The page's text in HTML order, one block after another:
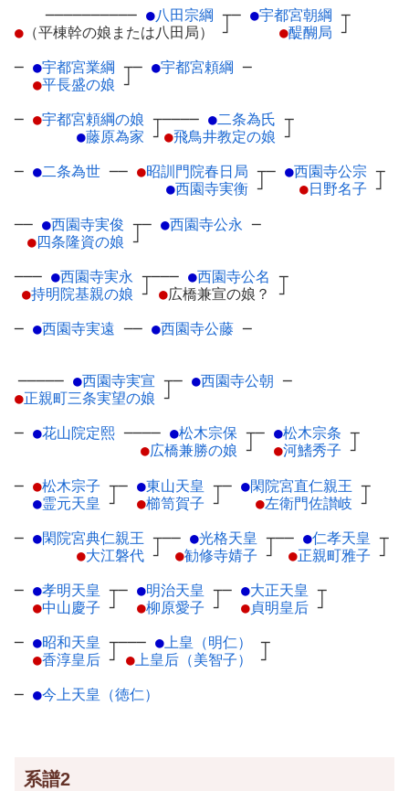
────────── ●八田宗綱 ┬
● （平棟幹の娘または八田局） ┘
─ ●宇都宮朝綱 ┬
●醍醐局 ┘
─ ●宇都宮業綱 ┬
●平長盛の娘 ┘
─ ●宇都宮頼綱 ─
─ ●宇都宮頼綱の娘 ┬
●藤原為家 ┘
──── ●二条為氏 ┬
●飛鳥井教定の娘 ┘
─ ●二条為世 ── ●昭訓門院春日局 ┬
●西園寺実衡 ┘
─ ●西園寺公宗 ┬
●日野名子 ┘
── ●西園寺実俊 ┬
●四条隆資の娘 ┘
─ ●西園寺公永 ─
─── ●西園寺実永 ┬
●持明院基親の娘 ┘
─── ●西園寺公名 ┬
●広橋兼宣の娘？ ┘
─ ●西園寺実遠 ── ●西園寺公藤 ─
───── ●西園寺実宣 ┬
●正親町三条実望の娘 ┘
─ ●西園寺公朝 ─
─ ●花山院定熙 ──── ●松木宗保 ┬
●広橋兼勝の娘 ┘
─ ●松木宗条 ┬
●河鰭秀子 ┘
─ ●松木宗子 ┬
●霊元天皇 ┘
─ ●東山天皇 ┬
●櫛笥賀子 ┘
─ ●閑院宮直仁親王 ┬
●左衛門佐讃岐 ┘
─ ●閑院宮典仁親王 ┬
●大江磐代 ┘
── ●光格天皇 ┬
●勧修寺婧子 ┘
── ●仁孝天皇 ┬
●正親町雅子 ┘
─ ●孝明天皇 ┬
●中山慶子 ┘
─ ●明治天皇 ┬
●柳原愛子 ┘
─ ●大正天皇 ┬
●貞明皇后 ┘
─ ●昭和天皇 ┬
●香淳皇后 ┘
─── ●上皇（明仁）
┬
●上皇后（美智子） ┘
─ ●今上天皇（徳仁）
系譜2